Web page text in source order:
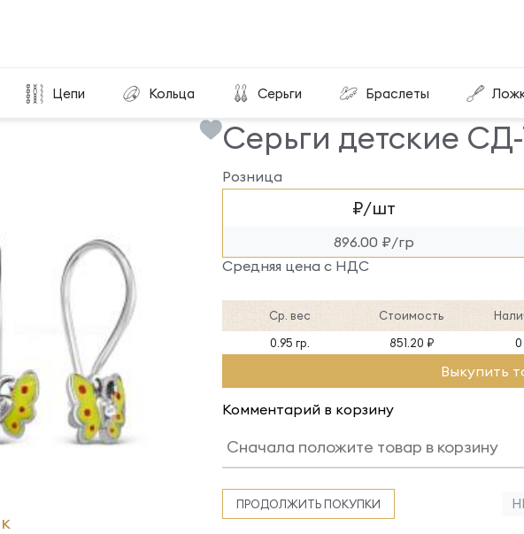
Цепи Кольца Серьги Браслеты
Серьги детские СД-72-РЭ
Серьги детские
Розница
₽/шт
896.00 ₽/гр
Средняя цена с НДС
Ср. вес Стоимость
0.95 гр.
851.20 ₽ 0
Выкупить
Комментарий в корзину
ПРОДОЛЖИТЬ ПОКУПКИ